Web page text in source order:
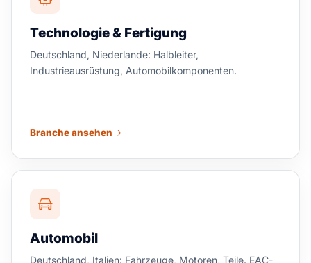
Technologie & Fertigung
Deutschland, Niederlande: Halbleiter,
Industrieausrüstung, Automobilkomponenten.
Branche ansehen
Automobil
Deutschland, Italien: Fahrzeuge, Motoren, Teile. EAC-